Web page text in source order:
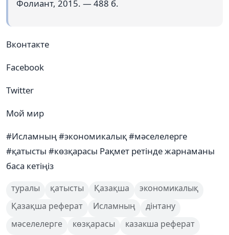
Фолиант, 2015. — 488 б.
Вконтакте
Facebook
Twitter
Мой мир
#Исламның #экономикалық #мәселелерге
#қатысты #көзқарасы Рақмет ретінде жарнаманы
баса кетіңіз
туралы қатысты Қазақша
экономикалық
Қазақша реферат
Исламның
дінтану
мәселелерге
көзқарасы
казакша реферат